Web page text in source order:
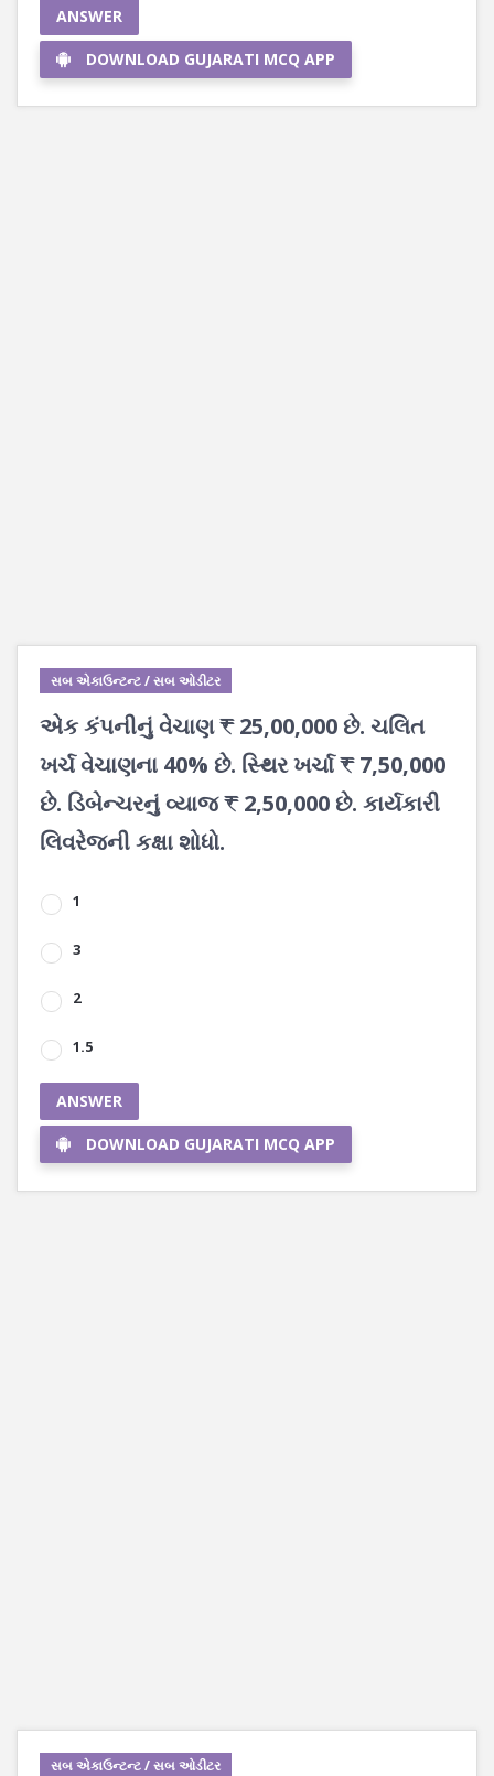
ANSWER
DOWNLOAD GUJARATI MCQ APP
સબ એકાઉન્ટન્ટ / સબ ઓડીટર
એક કંપનીનું વેચાણ ₹ 25,00,000 છે. ચલિત
ખર્ચ વેચાણના 40% છે. સ્થિર ખર્ચા ₹ 7,50,000
છે. ડિબેન્ચરનું વ્યાજ ₹ 2,50,000 છે. કાર્યકારી
લિવરેજની કક્ષા શોધો.
1
3
2
1.5
ANSWER
DOWNLOAD GUJARATI MCQ APP
સબ એકાઉન્ટન્ટ / સબ ઓડીટર